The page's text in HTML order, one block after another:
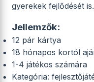
gyerekek fejlődését is.
Jellemzők:
12 pár kártya
18 hónapos kortól
1-4 játékos számára
Kategória: